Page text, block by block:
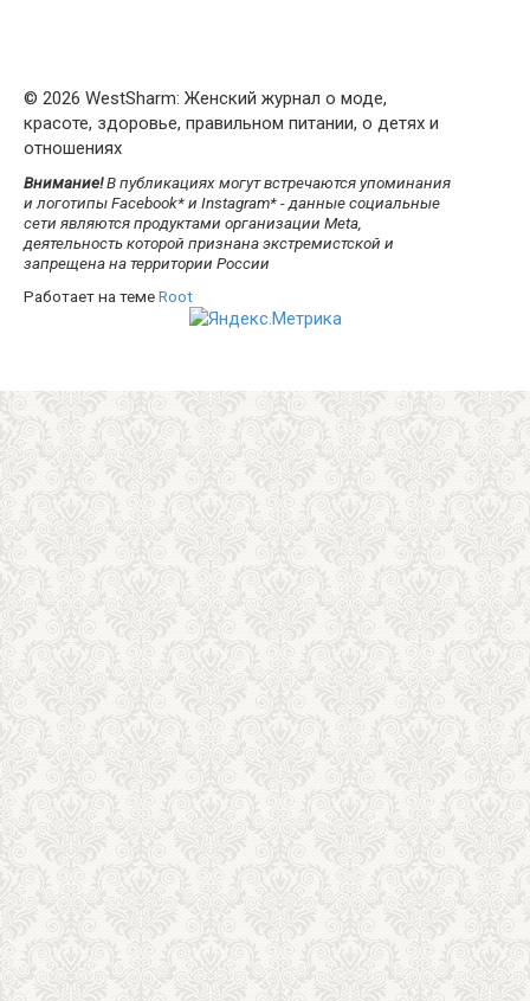
© 2026 WestSharm: Женский журнал о моде,
красоте, здоровье, правильном питании, о детях и
отношениях
Внимание!В публикациях могут встречаются упоминания
и логотипы Facebook* и Instagram* - данные социальные
сети являются продуктами организации Meta,
деятельность которой признана экстремистской и
запрещена на территории России
Работает на темеRoot